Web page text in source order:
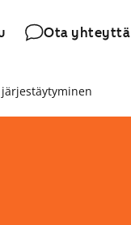
Ota yhteyttä